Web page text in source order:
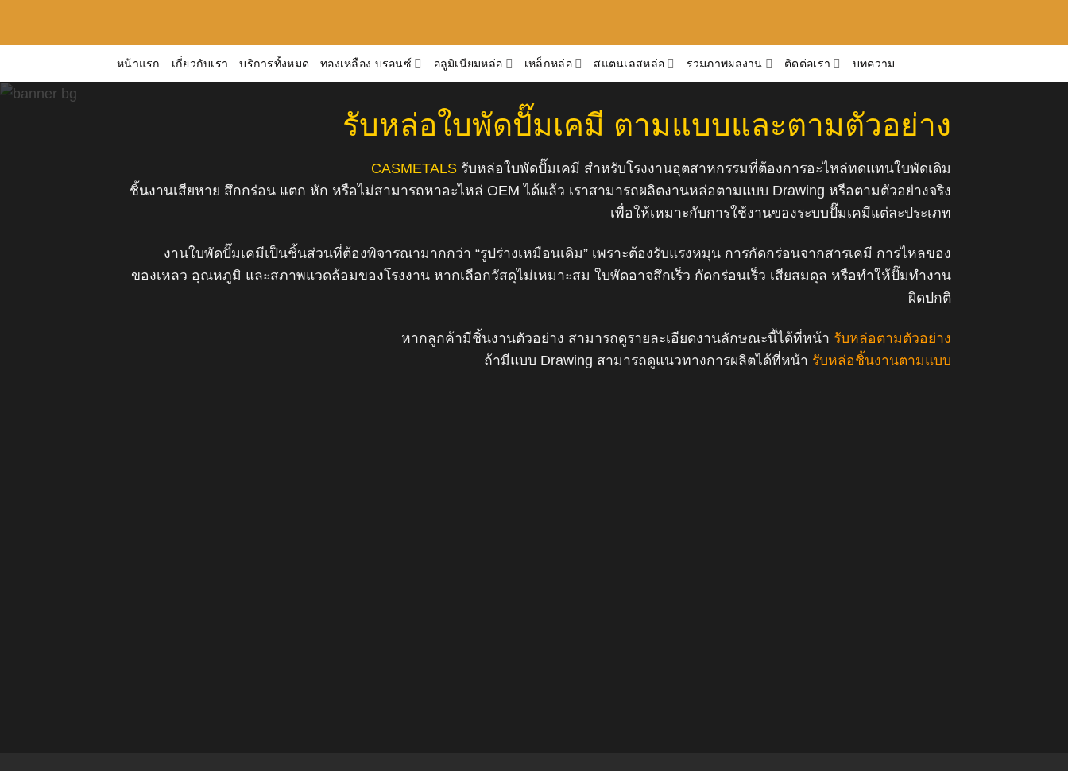
หน้าแรก เกี่ยวกับเรา บริการทั้งหมด ทองเหลือง บรอนซ์ อลูมิเนียมหล่อ เหล็กหล่อ สแตนเลสหล่อ รวมภาพผลงาน ติดต่อเรา บทความ
รับหล่อใบพัดปั๊มเคมี ตามแบบและตามตัวอย่าง
CASMETALS รับหล่อใบพัดปั๊มเคมี สำหรับโรงงานอุตสาหกรรมที่ต้องการอะไหล่ทดแทนใบพัดเดิม
ชิ้นงานเสียหาย สึกกร่อน แตก หัก หรือไม่สามารถหาอะไหล่ OEM ได้แล้ว เราสามารถผลิตงานหล่อตามแบบ Drawing หรือตามตัวอย่างจริง
เพื่อให้เหมาะกับการใช้งานของระบบปั๊มเคมีแต่ละประเภท
งานใบพัดปั๊มเคมีเป็นชิ้นส่วนที่ต้องพิจารณามากกว่า “รูปร่างเหมือนเดิม” เพราะต้องรับแรงหมุน การกัดกร่อนจากสารเคมี การไหลของ
ของเหลว อุณหภูมิ และสภาพแวดล้อมของโรงงาน หากเลือกวัสดุไม่เหมาะสม ใบพัดอาจสึกเร็ว กัดกร่อนเร็ว เสียสมดุล หรือทำให้ปั๊มทำงาน
ผิดปกติ
หากลูกค้ามีชิ้นงานตัวอย่าง สามารถดูรายละเอียดงานลักษณะนี้ได้ที่หน้า รับหล่อตามตัวอย่าง
ถ้ามีแบบ Drawing สามารถดูแนวทางการผลิตได้ที่หน้า รับหล่อชิ้นงานตามแบบ